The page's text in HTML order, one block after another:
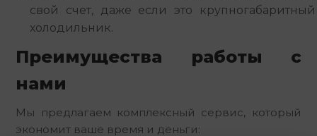
свой счет, даже если это крупногабаритный
холодильник.
Преимущества работы с
нами
Мы предлагаем комплексный сервис, который
экономит ваше время и деньги: